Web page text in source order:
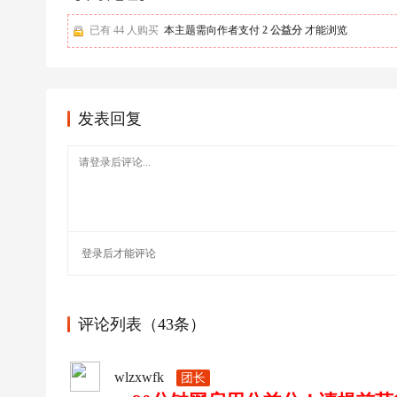
已有 44 人购买 本主题需向作者支付 2 公益分 才能浏览
发表回复
登录后才能评论
评论列表（43条）
wlzxwfk 团长